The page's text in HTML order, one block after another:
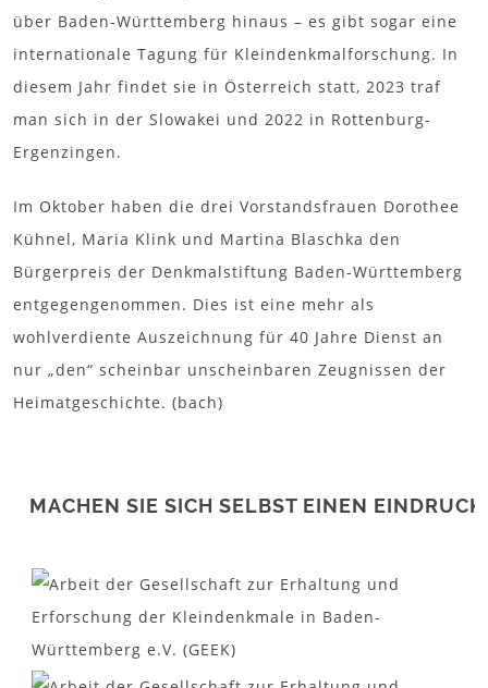
über Baden-Württemberg hinaus – es gibt sogar eine
internationale Tagung für Kleindenkmalforschung. In
diesem Jahr findet sie in Österreich statt, 2023 traf
man sich in der Slowakei und 2022 in Rottenburg-
Ergenzingen.
Im Oktober haben die drei Vorstandsfrauen Dorothee
Kühnel, Maria Klink und Martina Blaschka den
Bürgerpreis der Denkmalstiftung Baden-Württemberg
entgegengenommen. Dies ist eine mehr als
wohlverdiente Auszeichnung für 40 Jahre Dienst an
nur „den“ scheinbar unscheinbaren Zeugnissen der
Heimatgeschichte. (bach)
MACHEN SIE SICH SELBST EINEN